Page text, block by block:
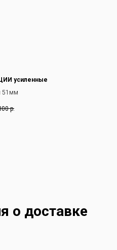
усиленные
51мм
р.
о доставке